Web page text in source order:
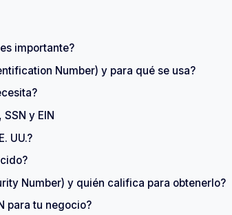
importante?
Number) y para qué se usa?
y EIN
UU.?
Number) y quién califica para obtenerlo?
para tu negocio?